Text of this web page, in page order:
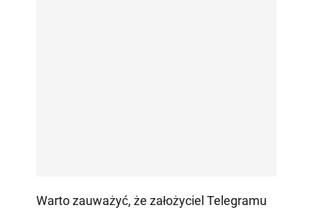
Warto zauważyć, że założyciel Telegramu